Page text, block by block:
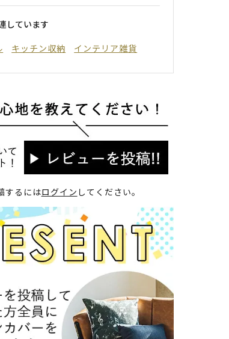
しています
キッチン収納 インテリア雑貨
するにはログイン してください。